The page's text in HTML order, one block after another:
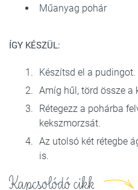
Műanyag pohár
ÍGY KÉSZÜL:
Készítsd el a pudingot.
Amíg hűl, törd össze a
Rétegezz a pohárba
kekszmorzsát.
Az utolsó két rétegbe
is.
Kapcsolódó cikk